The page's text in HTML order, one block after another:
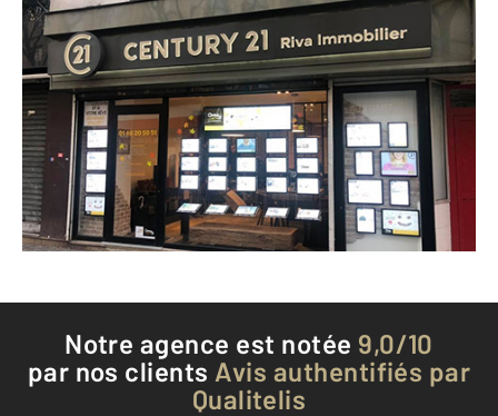
CENTURY 21 Riva Immobilier
96 rue Gabriel Péri
ST DENIS - 93200
Envoyer un message
Téléphoner à l'agence
Notre agence est notée 9,0/10
par nos clients Avis authentifiés par
Qualitelis